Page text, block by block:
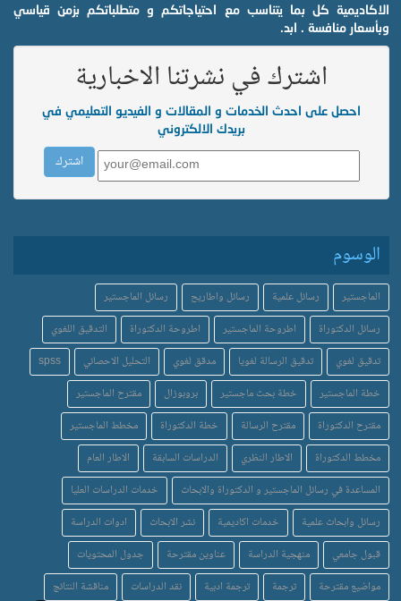
الاكاديمية كل بما يتناسب مع احتياجاتكم و متطلباتكم بزمن قياسي
وبأسعار منافسة . ابد.
اشترك في نشرتنا الاخبارية
احصل على احدث الخدمات و المقالات و الفيديو التعليمي في
بريدك الالكتروني
الوسوم
الماجستير رسائل علمية رسائل واطاريح
رسائل الماجستير
رسائل الدكتوراة
اطروحة الماجستير اطروحة الدكتوراة
التدقيق اللغوي
تدقيق لغوي
تدقيق الرسالة لغويا مدقق لغوي التحليل الاحصائي
spss
خطة الماجستير
خطة بحث ماجستير بروبوزال
مقترح الماجستير
مقترح الدكتوراة
مقترح الرسالة خطة الدكتوراة
مخطط الماجستير
مخطط الدكتوراة
الاطار النظري الدراسات السابقة
الاطار العام
المساعدة في رسائل الماجستير و الدكتوراة والابحاث
خدمات الدراسات العليا
رسائل وابحاث علمية
خدمات اكاديمية نشر الابحاث
ادوات الدراسة
قبول جامعي
منهجية الدراسة عناوين مقترحة
جدول المحتويات
مواضيع مقترحة
ترجمة ترجمة ادبية نقد الدراسات مناقشة النتائج